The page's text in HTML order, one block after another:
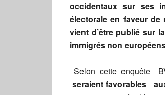
occidentaux sur ses
électorale en faveur
vient d’être publié sur
immigrés non
Selon cette enquête
seraient favorables